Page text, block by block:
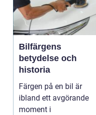
Bilfärgens
betydelse och
historia
Färgen på en bil är
ibland ett avgörande
moment i